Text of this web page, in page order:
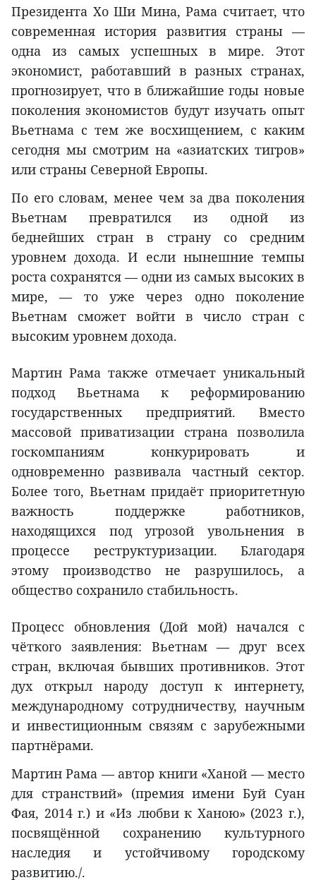
Президента Хо Ши Мина, Рама считает, что
современная история развития страны —
одна из самых успешных в мире. Этот
экономист, работавший в разных странах,
прогнозирует, что в ближайшие годы новые
поколения экономистов будут изучать опыт
Вьетнама с тем же восхищением, с каким
сегодня мы смотрим на «азиатских тигров»
или страны Северной Европы.
По его словам, менее чем за два поколения
Вьетнам превратился из одной из
беднейших стран в страну со средним
уровнем дохода. И если нынешние темпы
роста сохранятся — одни из самых высоких в
мире, — то уже через одно поколение
Вьетнам сможет войти в число стран с
высоким уровнем дохода.
Мартин Рама также отмечает уникальный
подход Вьетнама к реформированию
государственных предприятий. Вместо
массовой приватизации страна позволила
госкомпаниям конкурировать и
одновременно развивала частный сектор.
Более того, Вьетнам придаёт приоритетную
важность поддержке работников,
находящихся под угрозой увольнения в
процессе реструктуризации. Благодаря
этому производство не разрушилось, а
общество сохранило стабильность.
Процесс обновления (Дой мой) начался с
чёткого заявления: Вьетнам — друг всех
стран, включая бывших противников. Этот
дух открыл народу доступ к интернету,
международному сотрудничеству, научным
и инвестиционным связям с зарубежными
партнёрами.
Мартин Рама — автор книги «Ханой — место
для странствий» (премия имени Буй Суан
Фая, 2014 г.) и «Из любви к Ханою» (2023 г.),
посвящённой сохранению культурного
наследия и устойчивому городскому
развитию./.